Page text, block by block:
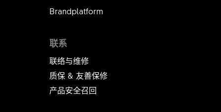
联系
联络与维修
质保 & 友善保修
产品安全召回
Brandplatform